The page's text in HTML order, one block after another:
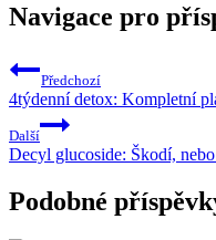
Navigace pro
Předchozí
4týdenní detox: Kompletní
Další
Decyl glucoside: Škodí,
Podobné